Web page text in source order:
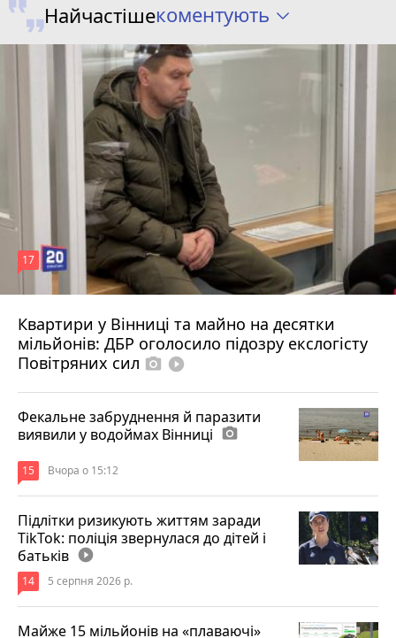
Найчастішекоментують
Квартири у Вінниці та майно на десятки
мільйонів: ДБР оголосило підозру екслогісту
Повітряних сил photo_camera play_circle_filled
17
6 серпня 2026 р.
Фекальне забруднення й паразити
виявили у водоймах Вінниці photo_camera
15 Вчора о 15:12
Підлітки ризикують життям заради
TikTok: поліція звернулася до дітей і
батьків play_circle_filled
14 5 серпня 2026 р.
Майже 15 мільйонів на «плаваючі»